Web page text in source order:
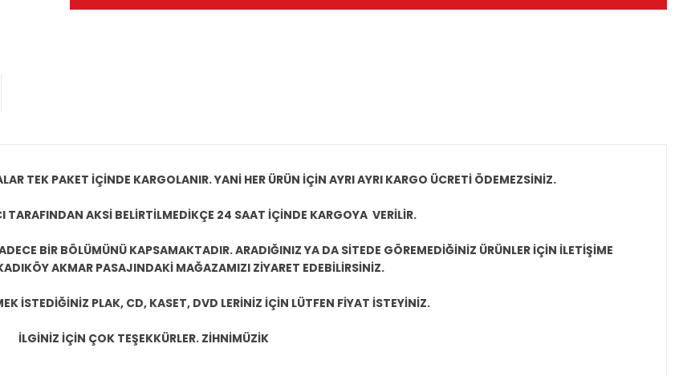
TEK PAKET İÇİNDE KARGOLANIR. YANİ HER ÜRÜN İÇİN AYRI AYRI KARGO ÜCRETİ ÖDEMEZSİNİZ.
TARAFINDAN AKSİ BELİRTİLMEDİKÇE 24 SAAT İÇİNDE KARGOYA VERİLİR.
BİR BÖLÜMÜNÜ KAPSAMAKTADIR. ARADIĞINIZ YA DA SİTEDE GÖREMEDİĞİNİZ ÜRÜNLER İÇİN İLETİŞİME
AKMAR PASAJINDAKİ MAĞAZAMIZI ZİYARET EDEBİLİRSİNİZ.
İSTEDİĞİNİZ PLAK, CD, KASET, DVD LERİNİZ İÇİN LÜTFEN FİYAT İSTEYİNİZ.
İLGİNİZ İÇİN ÇOK TEŞEKKÜRLER. ZİHNİMÜZİK